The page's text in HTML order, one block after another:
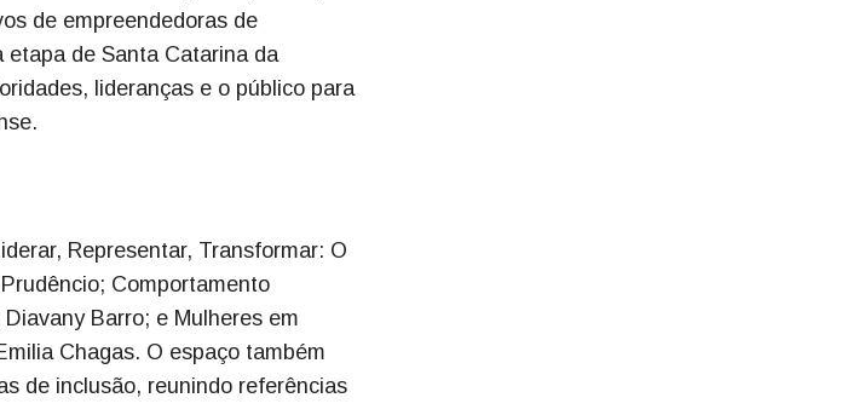
de empreendedoras de
etapa de Santa Catarina da
lideranças e o público para
Representar, Transformar: O
Comportamento
Barro; e Mulheres em
Chagas. O espaço também
de inclusão, reunindo referências